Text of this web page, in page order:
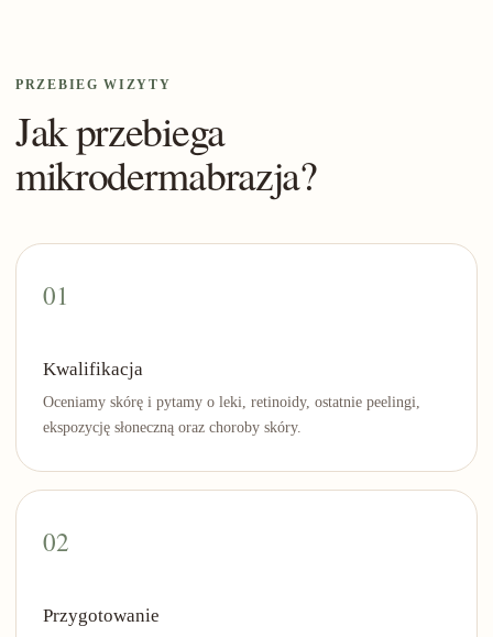
PRZEBIEG WIZYTY
Jak przebiega
mikrodermabrazja?
Kwalifikacja
Oceniamy skórę i pytamy o leki, retinoidy, ostatnie peelingi,
ekspozycję słoneczną oraz choroby skóry.
Przygotowanie